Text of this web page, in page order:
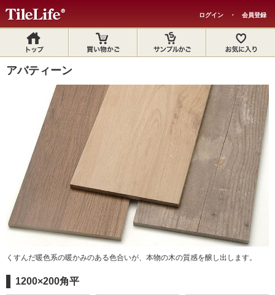
ログイン ・ 会員登録
アバティーン
くすんだ暖色系の暖かみのある色合いが、本物の木の質感を醸し出します。
1200×200角平